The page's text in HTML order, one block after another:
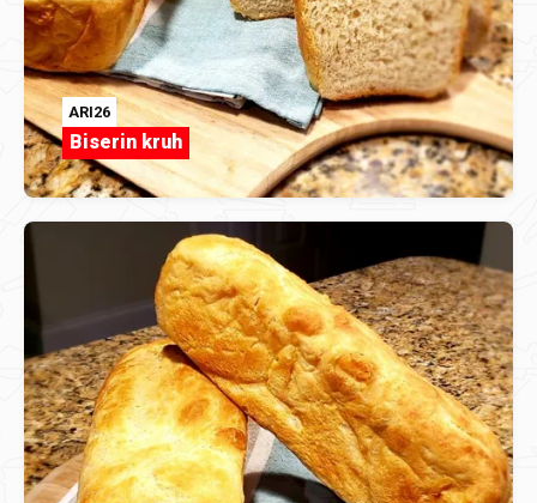
ARI26
Biserin kruh